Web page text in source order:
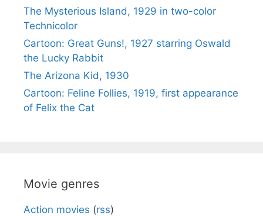
The Mysterious Island, 1929 in two-color
Technicolor
Cartoon: Great Guns!, 1927 starring Oswald
the Lucky Rabbit
The Arizona Kid, 1930
Cartoon: Feline Follies, 1919, first appearance
of Felix the Cat
Movie genres
Action movies (rss)